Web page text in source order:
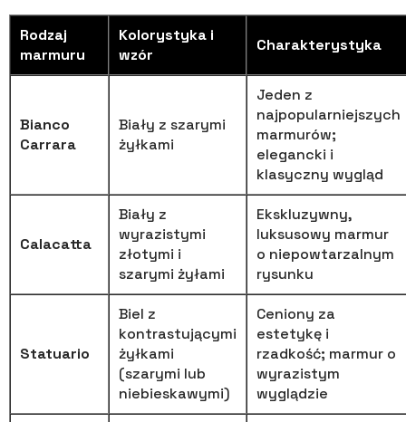
Rodzaj
marmuru
Kolorystyka i
wzór
Charakterystyka
Bianco
Carrara
Biały z szarymi
żyłkami
Jeden z
najpopularniejszych
marmurów;
elegancki i
klasyczny wygląd
Calacatta
Biały z
wyrazistymi
złotymi i
szarymi żyłami
Ekskluzywny,
luksusowy marmur
o niepowtarzalnym
rysunku
Statuario
Biel z
kontrastującymi
żyłkami
(szarymi lub
niebieskawymi)
Ceniony za
estetykę i
rzadkość; marmur o
wyrazistym
wyglądzie